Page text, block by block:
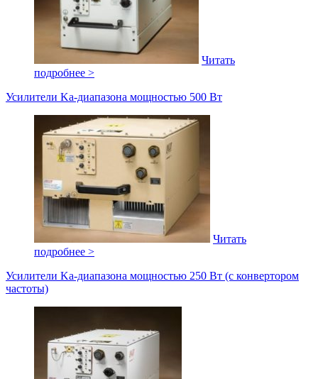
Читать
подробнее >
Усилители Ka-диапазона мощностью 500 Вт
Читать
подробнее >
Усилители Ka-диапазона мощностью 250 Вт (c конвертором
частоты)